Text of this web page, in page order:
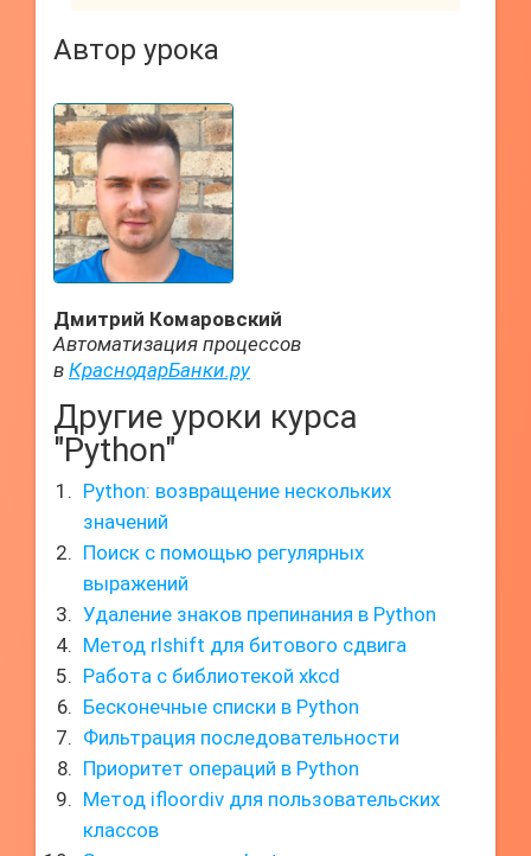
Автор урока
Дмитрий Комаровский
Автоматизация процессов
в КраснодарБанки.ру
Другие уроки курса
"Python"
Python: возвращение нескольких
значений
Поиск с помощью регулярных
выражений
Удаление знаков препинания в Python
Метод rlshift для битового сдвига
Работа с библиотекой xkcd
Бесконечные списки в Python
Фильтрация последовательности
Приоритет операций в Python
Метод ifloordiv для пользовательских
классов